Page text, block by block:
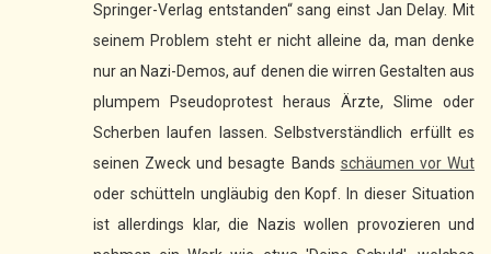
Springer-Verlag entstanden“ sang einst Jan Delay. Mit
seinem Problem steht er nicht alleine da, man denke
nur an Nazi-Demos, auf denen die wirren Gestalten aus
plumpem Pseudoprotest heraus Ärzte, Slime oder
Scherben laufen lassen. Selbstverständlich erfüllt es
seinen Zweck und besagte Bands schäumen vor Wut
oder schütteln ungläubig den Kopf. In dieser Situation
ist allerdings klar, die Nazis wollen provozieren und